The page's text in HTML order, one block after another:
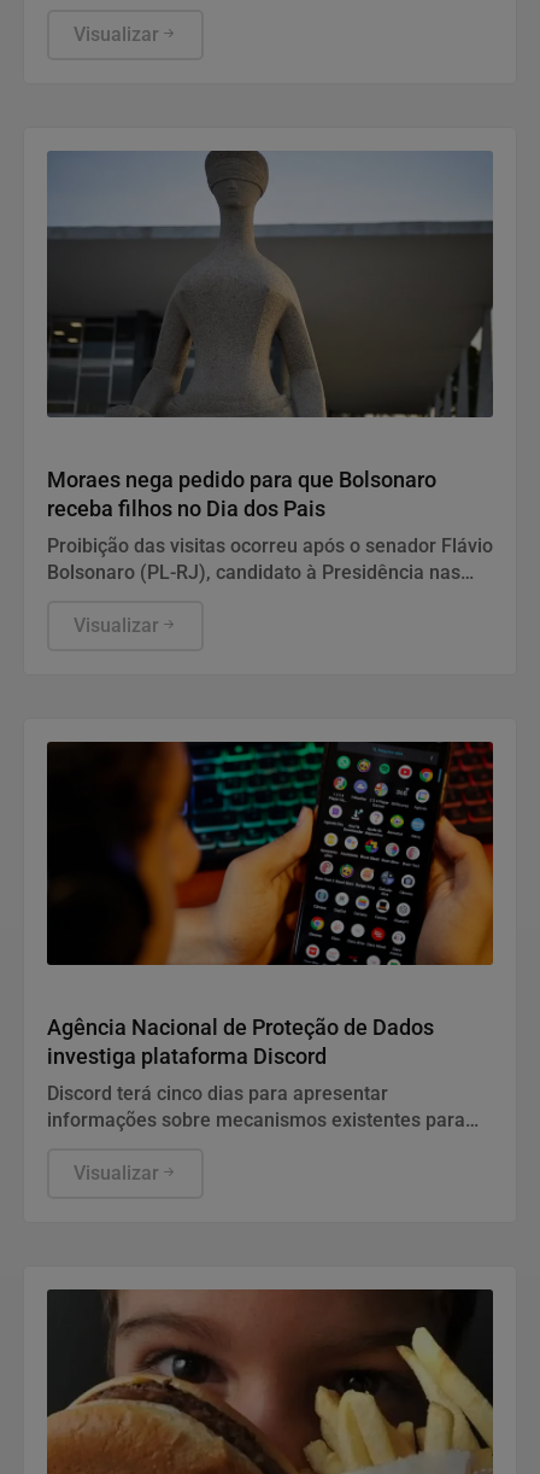
segunda a sexta-feira.
Visualizar
Moraes nega pedido para que Bolsonaro
receba filhos no Dia dos Pais
Proibição das visitas ocorreu após o senador Flávio
Bolsonaro (PL-RJ), candidato à Presidência nas
uma carta manuscrita assinada pelo pai.
Visualizar
Agência Nacional de Proteção de Dados
investiga plataforma Discord
Discord terá cinco dias para apresentar
informações sobre mecanismos existentes para
crianças e adolescentes, informou a ANPD, em
Visualizar